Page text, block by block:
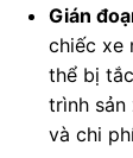
Gián
chiếc xe
thể bị
trình sản
và chi